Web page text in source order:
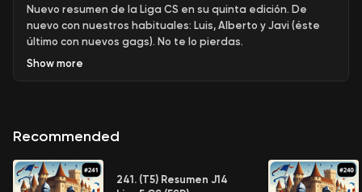
Nuevo resumen de la Liga CS en su quinta edición. De
nuevo con nuestros habituales: Luis, Alberto y Javi (éste
último con nuevos gags). No te lo pierdas.
Show more
Recommended
241. (T5) Resumen J14